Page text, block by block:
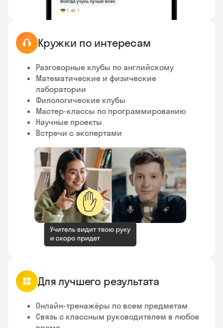
Кружки по интересам
Разговорные клубы по английскому
Математические и физические
лаборатории
Филологические клубы
Мастер-классы по программированию
Научные проекты
Встречи с экспертами
✋
Для лучшего результата
Онлайн-тренажёры по всем предметам
Связь с классным руководителем в любое